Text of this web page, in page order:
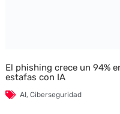
El phishing crece un 94%
estafas con IA
AI, Ciberseguridad